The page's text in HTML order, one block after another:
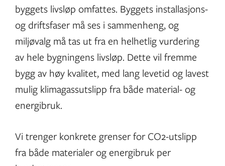
byggets livsløp omfattes. Byggets installasjons-
og driftsfaser må ses i sammenheng, og
miljøvalg må tas ut fra en helhetlig vurdering
av hele bygningens livsløp. Dette vil fremme
bygg av høy kvalitet, med lang levetid og lavest
mulig klimagassutslipp fra både material- og
energibruk.
Vi trenger konkrete grenser for CO2-utslipp
fra både materialer og energibruk per